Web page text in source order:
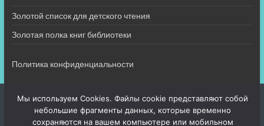
Золотой список для детского чтения
Золотая полка книг библиотеки
Политика конфиденциальности
Мы используем Cookies. Файлы cookie представляют собой
небольшие фрагменты данных, которые временно
сохраняются на вашем компьютере или мобильном